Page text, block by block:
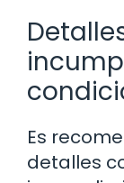
Es
detalles